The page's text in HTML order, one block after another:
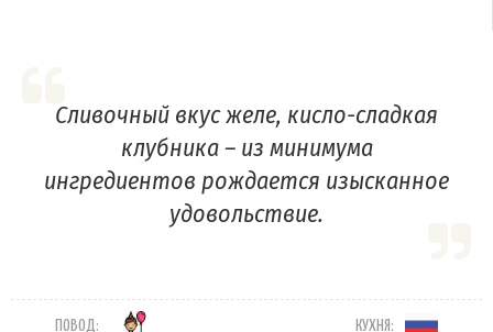
Сливочный вкус желе, кисло-сладкая
клубника – из минимума
ингредиентов рождается изысканное
удовольствие.
ПОВОД: КУХНЯ: